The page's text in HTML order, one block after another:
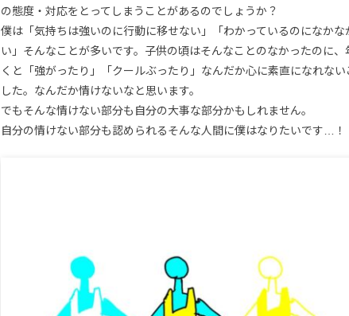
の態度・対応をとってしまうことがあるのでしょうか？
僕は「気持ちは強いのに行動に移せない」「わかっているのになかな
い」そんなことが多いです。子供の頃はそんなことのなかったのに、
くと「強がったり」「クールぶったり」なんだか心に素直になれない
した。なんだか情けないなと思います。
でもそんな情けない部分も自分の大事な部分かもしれません。
自分の情けない部分も認められるそんな人間に僕はなりたいです…！